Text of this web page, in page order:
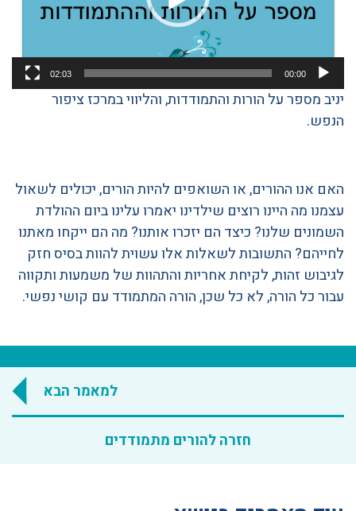
00:00
02:03
יניב מספר על הורות והתמודדות, והליווי במרכז ציפור
הנפש.
האם אנו ההורים, או השואפים להיות הורים, יכולים לשאול
עצמנו מה היינו רוצים שילדינו יאמרו עלינו ביום ההולדת
השמונים שלנו? כיצד הם יזכרו אותנו? מה הם ייקחו מאתנו
לחייהם? התשובות לשאלות אלו עשוית להוות בסיס חזק
לגיבוש זהות, לקיחת אחריות והתהוות של משמעות ותקווה
עבור כל הורה, לא כל שכן, הורה המתמודד עם קושי נפשי.
חזרה להורים מתמודדים
למאמר הבא